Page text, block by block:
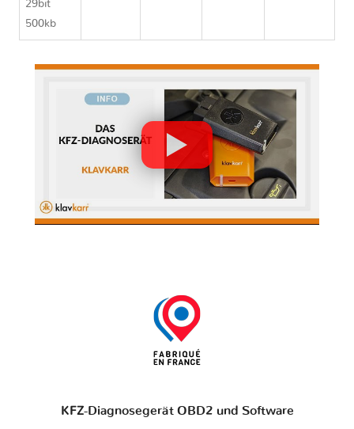
29bit
500kb
KFZ-Diagnosegerät OBD2 und Software